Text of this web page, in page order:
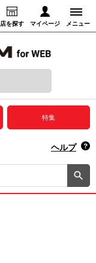
店を探す マイページ メニュー
録音からさがす
特集
ヘルプ